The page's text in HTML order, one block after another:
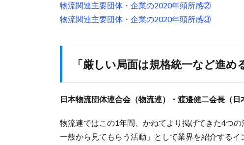
物流関連主要団体・企業の2020年頭所感②
物流関連主要団体・企業の2020年頭所感③
「厳しい局面は規格統一など進め
日本物流団体連合会（物流連）・渡邉健二会長（日
物流連ではこの1年間、かねてより掲げてきた4つ
一般から見てもらう活動」として業界を紹介する